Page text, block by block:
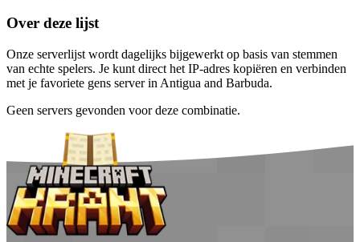
Over deze lijst
Onze serverlijst wordt dagelijks bijgewerkt op basis van stemmen
van echte spelers. Je kunt direct het IP-adres kopiëren en verbinden
met je favoriete gens server in Antigua and Barbuda.
Geen servers gevonden voor deze combinatie.